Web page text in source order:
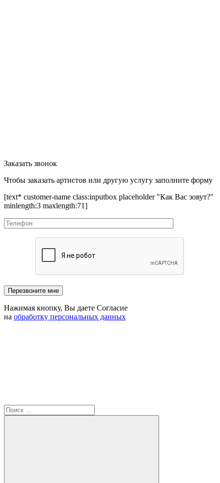
Заказать звонок
Чтобы заказать артистов или другую услугу заполните форму
[text* customer-name class:inputbox placeholder "Как Вас зовут?"
minlength:3 maxlength:71]
Нажимая кнопку, Вы даете Согласие
на обработку персональных данных